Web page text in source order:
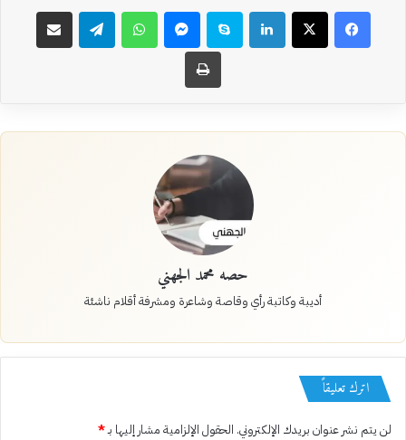
فيسبوك‫X لينكدإن سكايب ماسنجر واتساب تيلقرام مشاركة عبر البريد
طباعة
حصه محمد الجهني
أديبة وكاتبة رأي وقاصة وشاعرة ومشرفة أقلام ناشئة
اترك تعليقاً
لن يتم نشر عنوان بريدك الإلكتروني. الحقول الإلزامية مشار إليها بـ*